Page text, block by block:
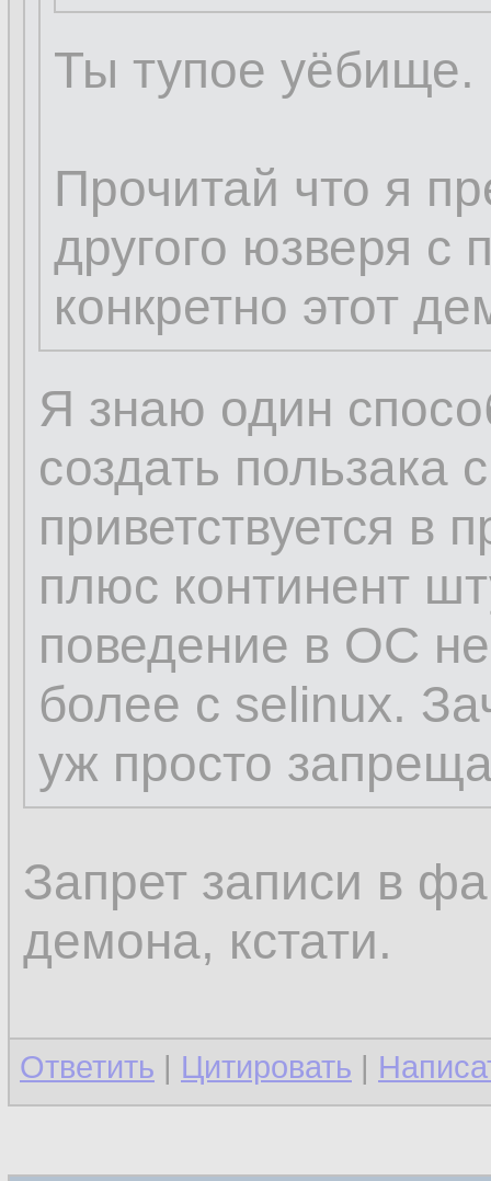
eNose
Кролег ты
Достаточно
и запретить
5 секунд гугла.
нет, петя, дибил,
у бази, кроме впн
похожих,
рута в resolv.conf
теперь, ты,
Ты тупое уёбище.
Прочитай что я
другого юзверя с
конкретно этот
Я знаю один
создать пользака
приветствуется в
плюс континент
поведение в ОС
более с selinux.
уж просто
Запрет записи в
демона, кстати.
Ответить | Цитировать |